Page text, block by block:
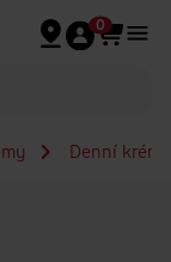
0
Denní krémy